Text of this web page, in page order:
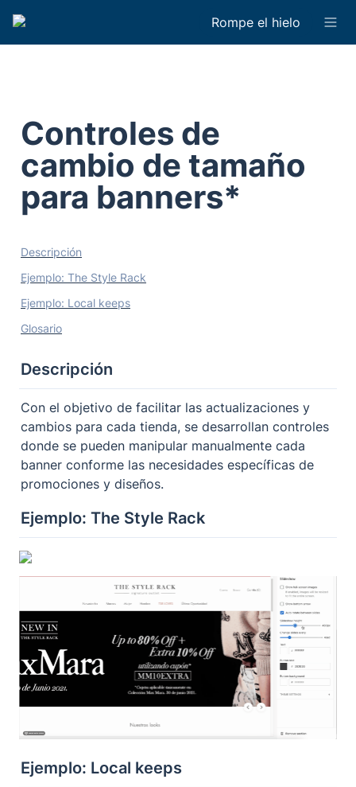
Rompe el hielo
Controles de
cambio de tamaño
para banners*
Descripción
Ejemplo: The Style Rack
Ejemplo: Local keeps
Glosario
Descripción
Con el objetivo de facilitar las actualizaciones y
cambios para cada tienda, se desarrollan controles
donde se pueden manipular manualmente cada
banner conforme las necesidades específicas de
promociones y diseños.
Ejemplo: The Style Rack
Ejemplo: Local keeps